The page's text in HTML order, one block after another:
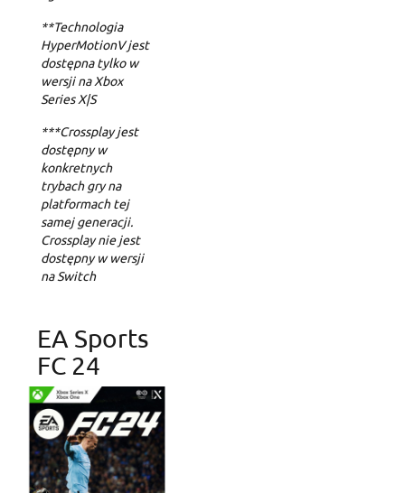
Add to wishlist
add_circle_outline Create new list
Create wishlist
Wishlist name
Sign in
You need to be logged in to save products in your wishlist.
**Technologia
HyperMotionV jest
dostępna tylko w
wersji na Xbox
Series X|S
***Crossplay jest
dostępny w
konkretnych
trybach gry na
platformach tej
samej generacji.
Crossplay nie jest
dostępny w wersji
na Switch
EA Sports
FC 24